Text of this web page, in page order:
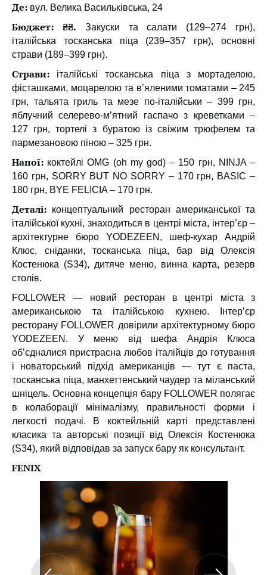
Де: вул. Велика Васильківська, 24
Бюджет: ₴₴. Закуски та салати (129–274 грн),
італійська тосканська піца (239–357 грн), основні
страви (189–399 грн).
Страви: італійські тосканська піца з мортаделою,
фісташками, моцарелою та в’яленими томатами – 245
грн, тальята гриль та мезе по-італійськи – 399 грн,
яблучний селерево-м’ятний гаспачо з креветками –
127 грн, тортелі з буратою із свіжим трюфелем та
пармезановою піною – 325 грн.
Напої: коктейлі OMG (oh my god) – 150 грн, NINJA –
160 грн, SORRY BUT NO SORRY – 170 грн, BASIC –
180 грн, BYE FELICIA – 170 грн.
Деталі: концептуальний ресторан американської та
італійської кухні, знаходиться в центрі міста, інтер’єр –
архітектурне бюро YODEZEEN, шеф-кухар Андрій
Клюс, сніданки, тосканська піца, бар від Олексія
Костенюка (S34), дитяче меню, винна карта, резерв
столів.
FOLLOWER — новий ресторан в центрі міста з
американською та італійською кухнею. Інтер’єр
ресторану FOLLOWER довірили архітектурному бюро
YODEZEEN. У меню від шефа Андрія Клюса
об’єдналися пристрасна любов італійців до готування
і новаторський підхід американців — тут є паста,
тосканська піца, манхеттенський чаудер та міланський
шніцель. Основна концепція бару FOLLOWER полягає
в колаборації мінімалізму, правильності форми і
легкості подачі. В коктейльній карті представлені
класика та авторські позиції від Олексія Костенюка
(S34), який відповідав за запуск бару як консультант.
FENIX